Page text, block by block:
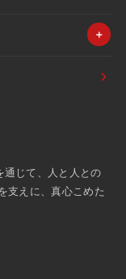
通じて、人と人との
支えに、真心こめた